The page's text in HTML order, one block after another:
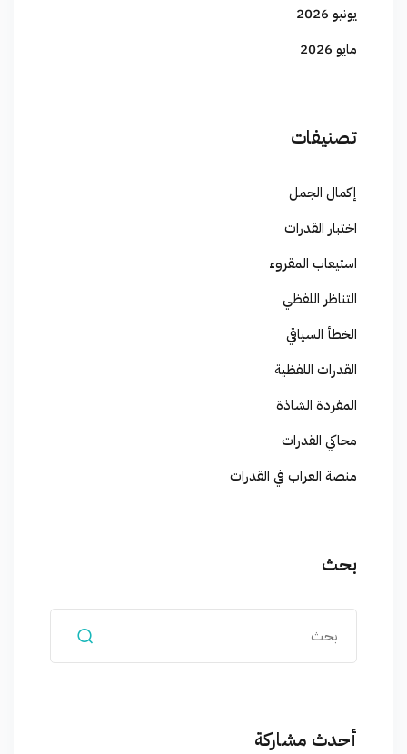
يونيو 2026
مايو 2026
تصنيفات
إكمال الجمل
اختبار القدرات
استيعاب المقروء
التناظر اللفظي
الخطأ السياقي
القدرات اللفظية
المفردة الشاذة
محاكي القدرات
منصة العراب في القدرات
بحث
أحدث مشاركة